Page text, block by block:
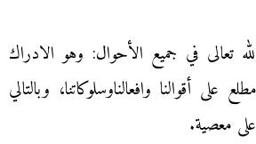
تعالى في جميع الأحوال: وهو الادراك
على أقوالنا وافعالناوسلوكاتنا، وبالتالي
معصية.